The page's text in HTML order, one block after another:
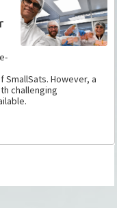
However, a
challenging